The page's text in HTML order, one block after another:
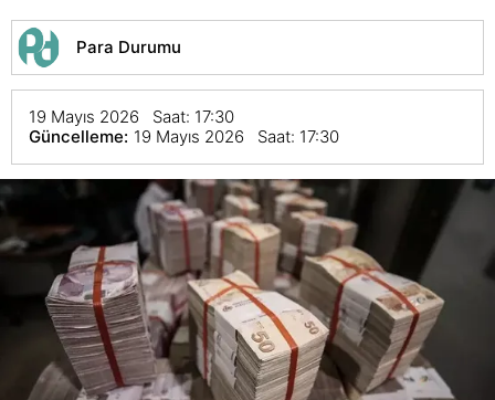
Para Durumu
19 Mayıs 2026 Saat: 17:30
Güncelleme: 19 Mayıs 2026 Saat: 17:30